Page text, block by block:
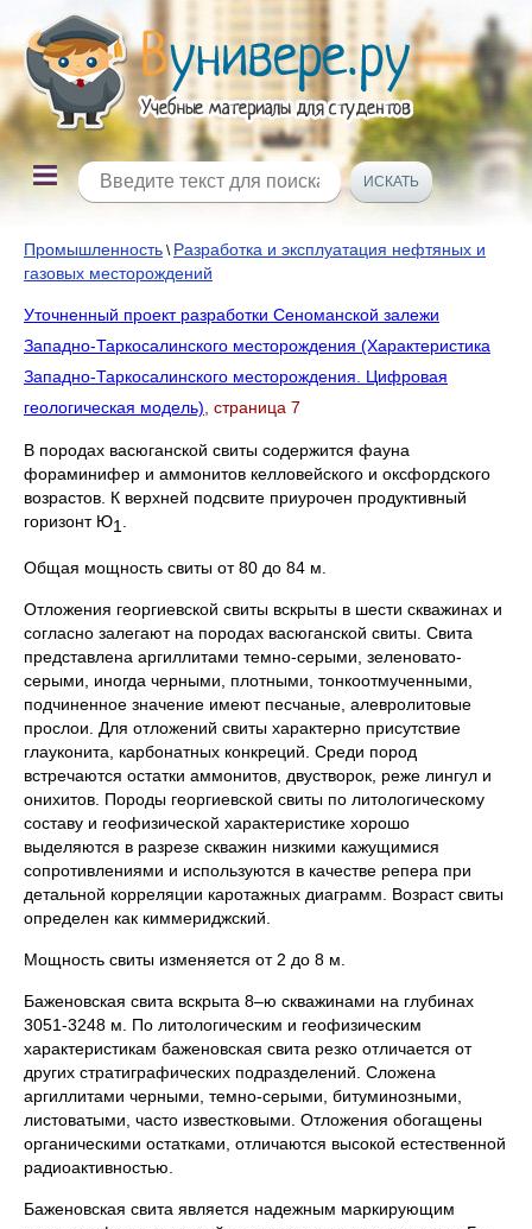
Промышленность \ Разработка и эксплуатация нефтяных и
газовых месторождений
Уточненный проект разработки Сеноманской залежи
Западно-Таркосалинского месторождения (Характеристика
Западно-Таркосалинского месторождения. Цифровая
геологическая модель) , страница 7
В породах васюганской свиты содержится фауна
фораминифер и аммонитов келловейского и оксфордского
возрастов. К верхней подсвите приурочен продуктивный
горизонт Ю1
Общая мощность свиты от 80 до 84 м.
Отложения георгиевской свиты вскрыты в шести скважинах и
согласно залегают на породах васюганской свиты. Свита
представлена аргиллитами темно-серыми, зеленовато-
серыми, иногда черными, плотными, тонкоотмученными,
подчиненное значение имеют песчаные, алевролитовые
прослои. Для отложений свиты характерно присутствие
глауконита, карбонатных конкреций. Среди пород
встречаются остатки аммонитов, двустворок, реже лингул и
онихитов. Породы георгиевской свиты по литологическому
составу и геофизической характеристике хорошо
выделяются в разрезе скважин низкими кажущимися
сопротивлениями и используются в качестве репера при
детальной корреляции каротажных диаграмм. Возраст свиты
определен как киммериджский.
Мощность свиты изменяется от 2 до 8 м.
Баженовская свита вскрыта 8–ю скважинами на глубинах
3051-3248 м. По литологическим и геофизическим
характеристикам баженовская свита резко отличается от
других стратиграфических подразделений. Сложена
аргиллитами черными, темно-серыми, битуминозными,
листоватыми, часто известковыми. Отложения обогащены
органическими остатками, отличаются высокой естественной
радиоактивностью.
Баженовская свита является надежным маркирующим